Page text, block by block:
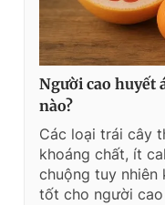
Người cao huyết
nào?
Các loại trái cây
khoáng chất, ít
chuộng tuy nhiên
tốt cho người cao